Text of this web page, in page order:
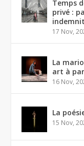
Temps
privé :
17 Nov,
La
art à
16 Nov,
La
15 Nov,